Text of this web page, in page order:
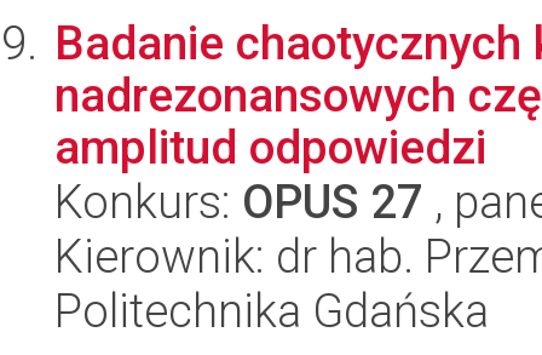
Badanie chaotycznych
nadrezonansowych
amplitud odpowiedzi
Konkurs: OPUS 27 ,
Kierownik: dr hab.
Politechnika Gdańska